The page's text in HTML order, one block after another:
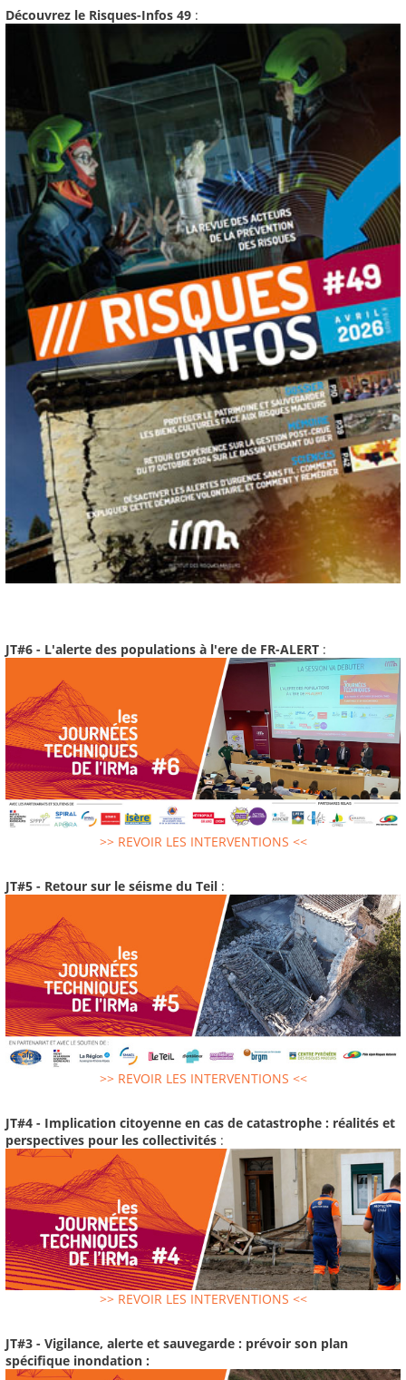
Découvrez le Risques-Infos 49 :
JT#6 - L'alerte des populations à l'ere de FR-ALERT :
>> REVOIR LES INTERVENTIONS <<
JT#5 - Retour sur le séisme du Teil :
>> REVOIR LES INTERVENTIONS <<
JT#4 - Implication citoyenne en cas de catastrophe : réalités et
perspectives pour les collectivités :
>> REVOIR LES INTERVENTIONS <<
JT#3 - Vigilance, alerte et sauvegarde : prévoir son plan
spécifique inondation :